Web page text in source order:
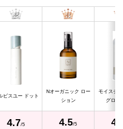
ビスユー ドット
Nオーガニック ロー
ション
モイスチ
グロー
4.7/5 4.5/5